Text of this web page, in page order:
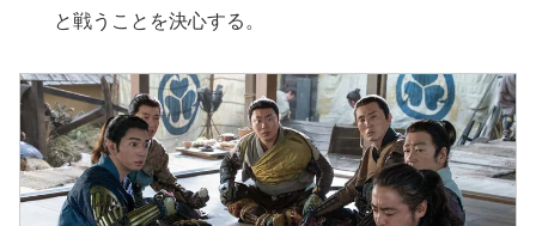
と戦うことを決心する。